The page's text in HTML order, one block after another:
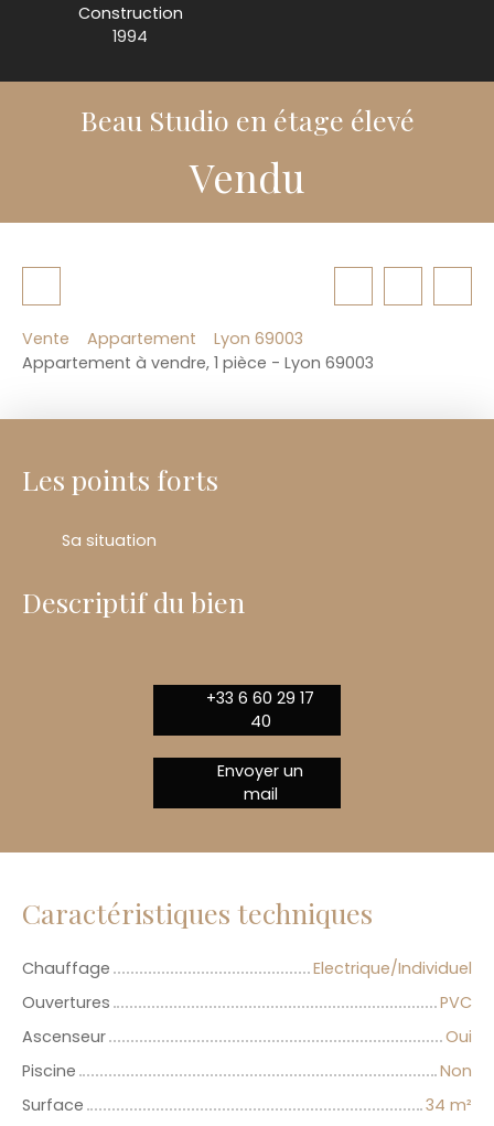
Construction
1994
Beau Studio en étage élevé
Vendu
Vente Appartement
Lyon 69003
Appartement à vendre, 1 pièce - Lyon 69003
Les points forts
Sa situation
Descriptif du bien
+33 6 60 29 17
40
Envoyer un
mail
Caractéristiques techniques
Chauffage
Electrique/Individuel
Ouvertures
PVC
Ascenseur
Oui
Piscine
Non
Surface
34 m²